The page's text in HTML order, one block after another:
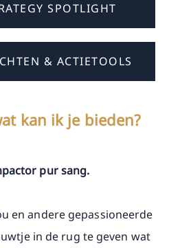
SPOTLIGHT
& ACTIETOOLS
kan ik je bieden?
pur sang.
en andere gepassioneerde
in de rug te geven wat